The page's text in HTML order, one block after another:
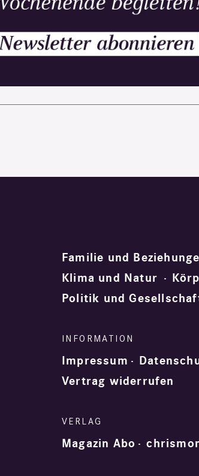
Familie und
Klima und Natur
Politik und
Impressum
Vertrag widerrufen
Magazin Abo